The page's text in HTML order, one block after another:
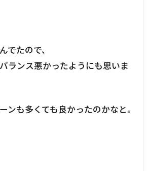
でたので、
ランス悪かったようにも思いま
ンも多くても良かったのかなと。